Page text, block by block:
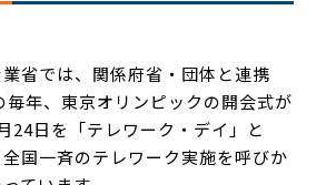
省では、関係府省・団体と連携
毎年、東京オリンピックの開会式が
24日を「テレワーク・デイ」と
国一斉のテレワーク実施を呼びか